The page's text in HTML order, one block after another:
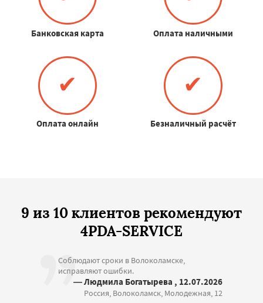
Банковская карта Оплата наличными
✔
Оплата онлайн
✔
Безналичный расчёт
9 из 10 клиентов рекомендуют
4PDA-SERVICE
Соблюдают сроки в Волоколамске,
исправляют ошибки.
— Людмила Богатырева , 12.07.2026
Россия, Волоколамск, Молодежная, 12